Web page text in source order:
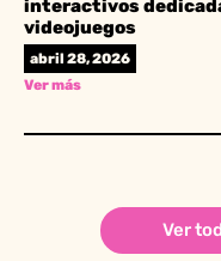
interactivos
videojuegos
abril 28, 2026
Ver más
Ver